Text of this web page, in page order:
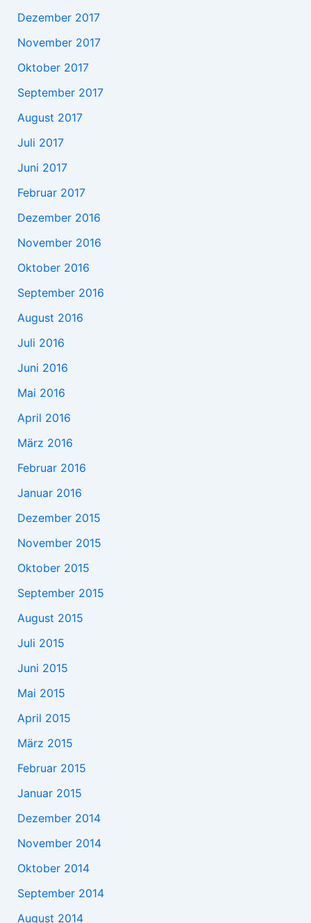
Dezember 2017
November 2017
Oktober 2017
September 2017
August 2017
Juli 2017
Juni 2017
Februar 2017
Dezember 2016
November 2016
Oktober 2016
September 2016
August 2016
Juli 2016
Juni 2016
Mai 2016
April 2016
März 2016
Februar 2016
Januar 2016
Dezember 2015
November 2015
Oktober 2015
September 2015
August 2015
Juli 2015
Juni 2015
Mai 2015
April 2015
März 2015
Februar 2015
Januar 2015
Dezember 2014
November 2014
Oktober 2014
September 2014
August 2014